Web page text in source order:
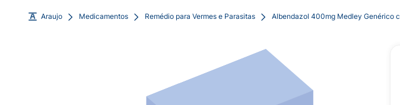
Araujo Medicamentos Remédio para Vermes e Parasitas Albendazol 400mg Medley Genérico